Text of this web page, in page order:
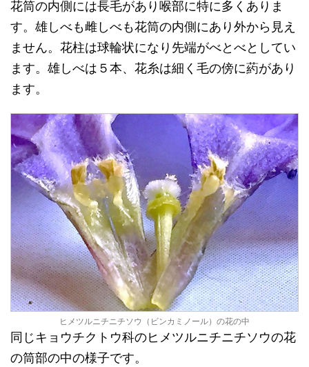
花筒の内側には長毛があり喉部に特に多くありま
す。雄しべも雌しべも花筒の内側にあり外から見え
ません。花柱は球輪状になり先端がべとべとしてい
ます。雄しべは５本、花糸は細く毛の傍に葯があり
ます。
ヒメツルニチニチソウ（ビンカミノール）の花の中
同じキョウチクトウ科のヒメツルニチニチソウの花
の筒部の中の様子です。